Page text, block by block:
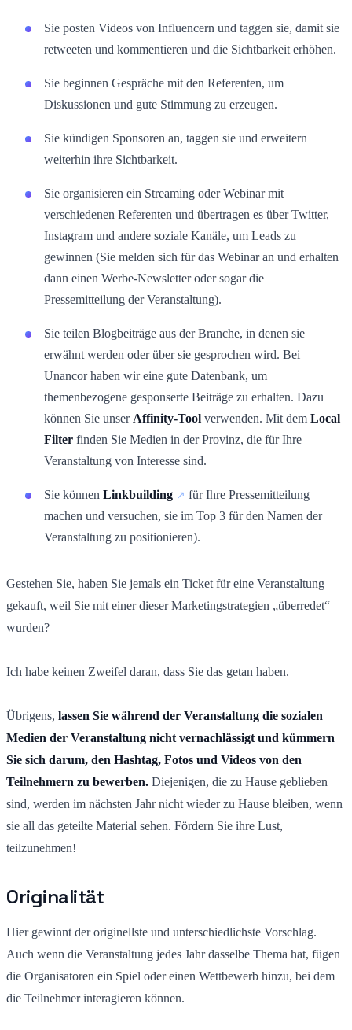
Sie posten Videos von Influencern und taggen sie, damit sie
retweeten und kommentieren und die Sichtbarkeit erhöhen.
Sie beginnen Gespräche mit den Referenten, um
Diskussionen und gute Stimmung zu erzeugen.
Sie kündigen Sponsoren an, taggen sie und erweitern
weiterhin ihre Sichtbarkeit.
Sie organisieren ein Streaming oder Webinar mit
verschiedenen Referenten und übertragen es über Twitter,
Instagram und andere soziale Kanäle, um Leads zu
gewinnen (Sie melden sich für das Webinar an und erhalten
dann einen Werbe-Newsletter oder sogar die
Pressemitteilung der Veranstaltung).
Sie teilen Blogbeiträge aus der Branche, in denen sie
erwähnt werden oder über sie gesprochen wird. Bei
Unancor haben wir eine gute Datenbank, um
themenbezogene gesponserte Beiträge zu erhalten. Dazu
können Sie unser Affinity-Tool verwenden. Mit dem Local
Filter finden Sie Medien in der Provinz, die für Ihre
Veranstaltung von Interesse sind.
Sie können Linkbuilding
für Ihre Pressemitteilung
machen und versuchen, sie im Top 3 für den Namen der
Veranstaltung zu positionieren).
Gestehen Sie, haben Sie jemals ein Ticket für eine Veranstaltung
gekauft, weil Sie mit einer dieser Marketingstrategien „überredet“
wurden?
Ich habe keinen Zweifel daran, dass Sie das getan haben.
Übrigens, lassen Sie während der Veranstaltung die sozialen
Medien der Veranstaltung nicht vernachlässigt und kümmern
Sie sich darum, den Hashtag, Fotos und Videos von den
Teilnehmern zu bewerben. Diejenigen, die zu Hause geblieben
sind, werden im nächsten Jahr nicht wieder zu Hause bleiben, wenn
sie all das geteilte Material sehen. Fördern Sie ihre Lust,
teilzunehmen!
Originalität
Hier gewinnt der originellste und unterschiedlichste Vorschlag.
Auch wenn die Veranstaltung jedes Jahr dasselbe Thema hat, fügen
die Organisatoren ein Spiel oder einen Wettbewerb hinzu, bei dem
die Teilnehmer interagieren können.